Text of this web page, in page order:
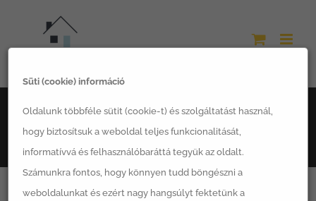
Süti (cookie) információ
Oldalunk többféle sütit (cookie-t) és szolgáltatást használ,
hogy biztosítsuk a weboldal teljes funkcionalitását,
informatívvá és felhasználóbaráttá tegyük az oldalt.
Számunkra fontos, hogy könnyen tudd böngészni a
weboldalunkat és ezért nagy hangsúlyt fektetünk a
Főoldal
Csatlakozz hozzánk kivitelező partnerként – Burkoló és
Festő